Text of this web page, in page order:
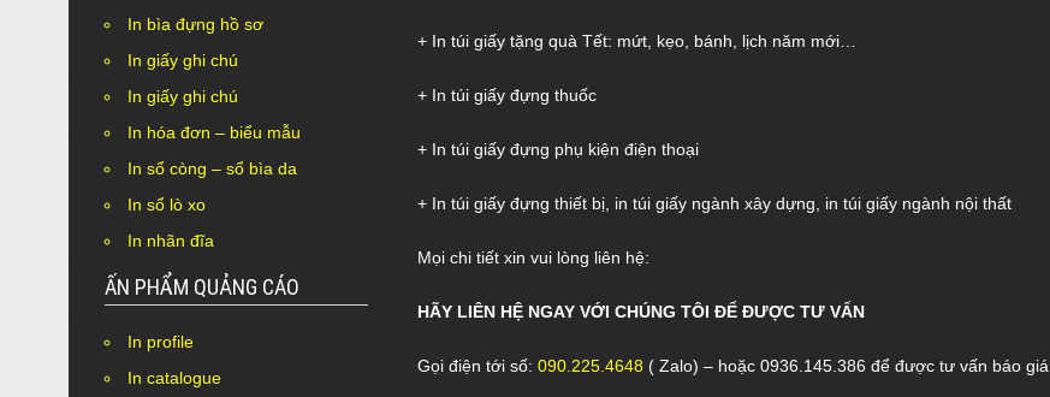
+ In túi giấy tặng quà Tết: mứt, kẹo, bánh, lịch năm mới…
+ In túi giấy đựng thuốc
+ In túi giấy đựng phụ kiện điện thoại
+ In túi giấy đựng thiết bị, in túi giấy ngành xây dựng, in túi giấy ngành nội thất
Mọi chi tiết xin vui lòng liên hệ:
HÃY LIÊN HỆ NGAY VỚI CHÚNG TÔI ĐỂ ĐƯỢC TƯ VẤN
Gọi điện tới số: 090.225.4648 ( Zalo) – hoặc 0936.145.386 để được tư vấn báo giá
In bìa đựng hồ sơ
In giấy ghi chú
In giấy ghi chú
In hóa đơn – biểu mẫu
In sổ còng – sổ bìa da
In sổ lò xo
In nhãn đĩa
ẤN PHẨM QUẢNG CÁO
In profile
In catalogue